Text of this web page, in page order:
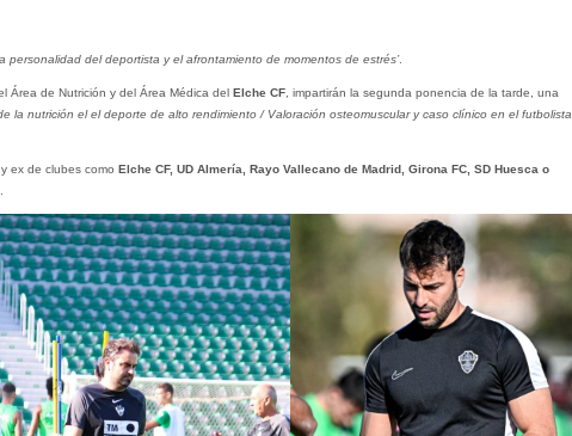
personalidad del deportista y el afrontamiento de momentos de estrés’.
Área de Nutrición y del Área Médica del Elche CF, impartirán la segunda ponencia de la tarde, una
la nutrición el el deporte de alto rendimiento / Valoración osteomuscular y caso clínico en el futbolista
ex de clubes como Elche CF, UD Almería, Rayo Vallecano de Madrid, Girona FC, SD Huesca o